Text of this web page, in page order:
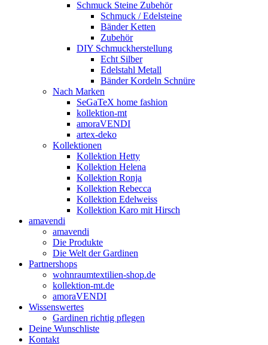
Schmuck Steine Zubehör
Schmuck / Edelsteine
Bänder Ketten
Zubehör
DIY Schmuckherstellung
Echt Silber
Edelstahl Metall
Bänder Kordeln Schnüre
Nach Marken
SeGaTeX home fashion
kollektion-mt
amoraVENDI
artex-deko
Kollektionen
Kollektion Hetty
Kollektion Helena
Kollektion Ronja
Kollektion Rebecca
Kollektion Edelweiss
Kollektion Karo mit Hirsch
amavendi
amavendi
Die Produkte
Die Welt der Gardinen
Partnershops
wohnraumtextilien-shop.de
kollektion-mt.de
amoraVENDI
Wissenswertes
Gardinen richtig pflegen
Deine Wunschliste
Kontakt